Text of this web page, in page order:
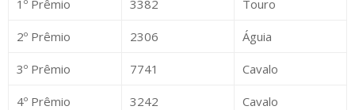
1º Prêmio 3382 Touro
2º Prêmio 2306 Águia
3º Prêmio 7741 Cavalo
4º Prêmio 3242 Cavalo